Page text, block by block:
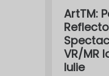
ArtTM:
VR/MR
Iulie